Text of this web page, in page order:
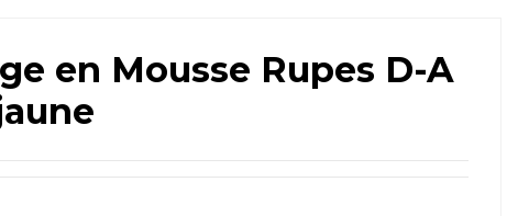
en Mousse Rupes D-A